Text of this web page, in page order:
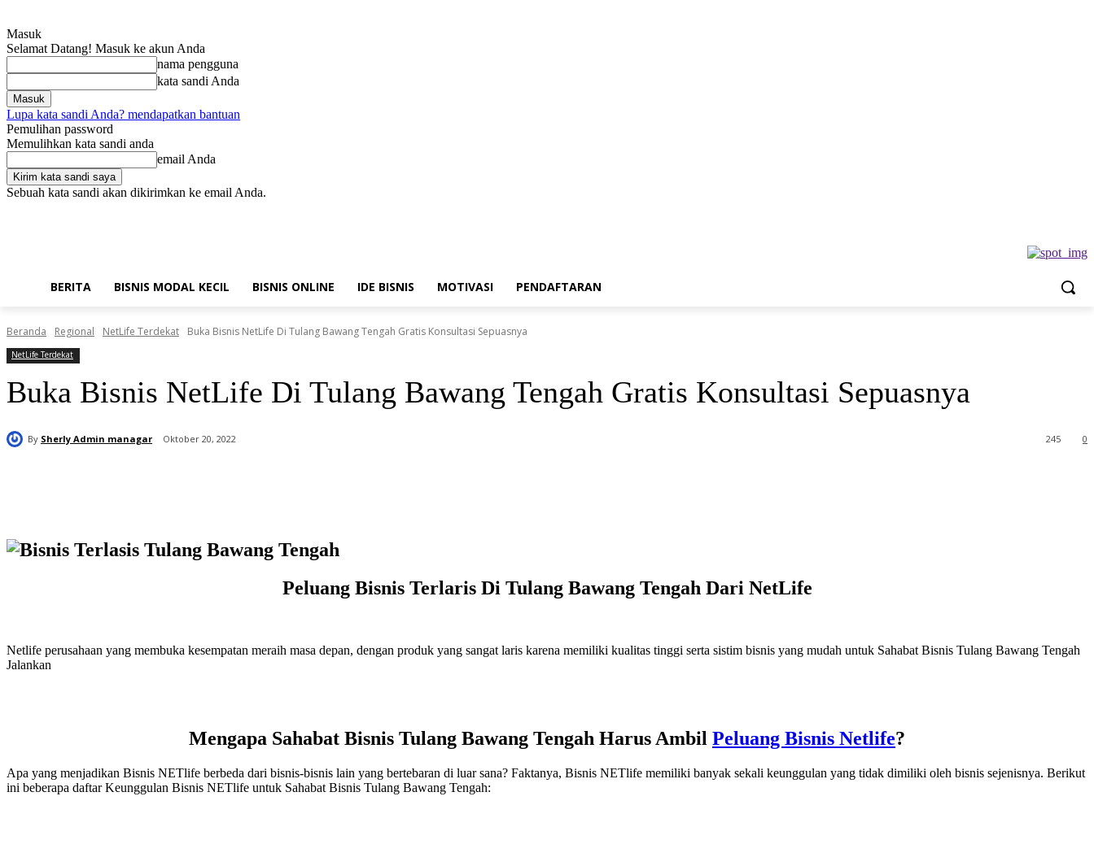
Masuk
Selamat Datang! Masuk ke akun Anda
nama pengguna
kata sandi Anda
Lupa kata sandi Anda? mendapatkan bantuan
Pemulihan password
Memulihkan kata sandi anda
email Anda
Sebuah kata sandi akan dikirimkan ke email Anda.
BERITA BISNIS MODAL KECIL BISNIS ONLINE IDE BISNIS MOTIVASI PENDAFTARAN
Beranda Regional NetLife Terdekat Buka Bisnis NetLife Di Tulang Bawang Tengah Gratis Konsultasi Sepuasnya
NetLife Terdekat
Buka Bisnis NetLife Di Tulang Bawang Tengah Gratis Konsultasi Sepuasnya
By Sherly Admin managar Oktober 20, 2022 0
245
Peluang Bisnis Terlaris Di Tulang Bawang Tengah Dari NetLife
Netlife perusahaan yang membuka kesempatan meraih masa depan, dengan produk yang sangat laris karena memiliki kualitas tinggi serta sistim bisnis yang mudah untuk Sahabat Bisnis Tulang Bawang Tengah
Jalankan
Mengapa Sahabat Bisnis Tulang Bawang Tengah Harus Ambil Peluang Bisnis Netlife?
Apa yang menjadikan Bisnis NETlife berbeda dari bisnis-bisnis lain yang bertebaran di luar sana? Faktanya, Bisnis NETlife memiliki banyak sekali keunggulan yang tidak dimiliki oleh bisnis sejenisnya. Berikut
ini beberapa daftar Keunggulan Bisnis NETlife untuk Sahabat Bisnis Tulang Bawang Tengah: